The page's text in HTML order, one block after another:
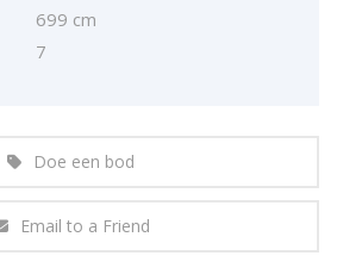
699 cm
7
Doe een bod
Email to a Friend